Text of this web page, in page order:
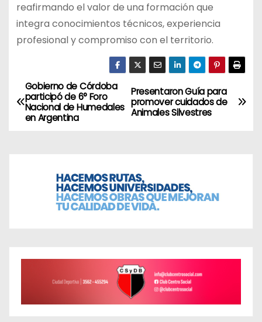
reafirmando el valor de una formación que
integra conocimientos técnicos, experiencia
profesional y compromiso con el territorio.
N
a
Presentaron Guía para
promover cuidados de
Animales Silvestres
Gobierno de Córdoba
participó de 6° Foro
Nacional de Humedales
en Argentina